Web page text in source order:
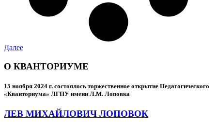
Далее
О КВАНТОРИУМЕ
15 ноября 2024 г. состоялось торжественное открытие Педагогического
«Кванториума» ЛГПУ имени Л.М. Лоповка
ЛЕВ МИХАЙЛОВИЧ ЛОПОВОК